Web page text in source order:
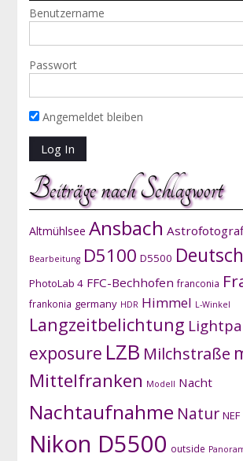
Benutzername
Passwort
Angemeldet bleiben
Beiträge nach Schlagwort
Altmühlsee Ansbach
Bearbeitung D5100 D5500
PhotoLab 4 FFC-Bechhofen franconia
frankonia germany HDR Himmel L-Winkel
Langzeitbelichtung
exposure LZB Milchstraße
Mittelfranken Modell Nacht
Nachtaufnahme Natur NEF
Nikon D5500 outside